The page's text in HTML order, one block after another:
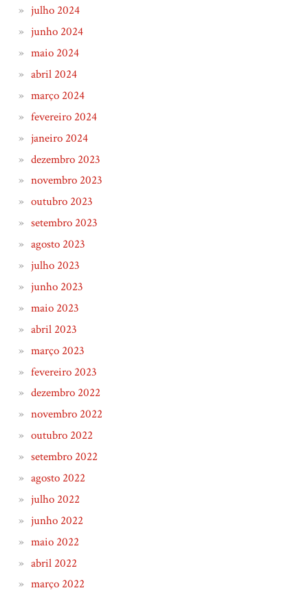
julho 2024
junho 2024
maio 2024
abril 2024
março 2024
fevereiro 2024
janeiro 2024
dezembro 2023
novembro 2023
outubro 2023
setembro 2023
agosto 2023
julho 2023
junho 2023
maio 2023
abril 2023
março 2023
fevereiro 2023
dezembro 2022
novembro 2022
outubro 2022
setembro 2022
agosto 2022
julho 2022
junho 2022
maio 2022
abril 2022
março 2022